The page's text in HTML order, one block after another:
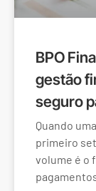
BPO
gestão
seguro
Quando
primeiro
volume é o